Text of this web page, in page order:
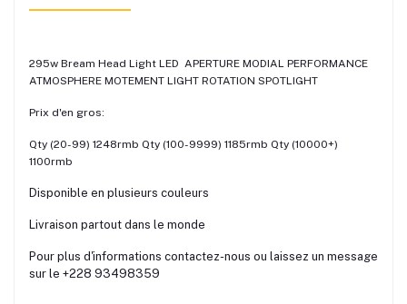
295w Bream Head Light LED APERTURE MODIAL PERFORMANCE
ATMOSPHERE MOTEMENT LIGHT ROTATION SPOTLIGHT
Prix d'en gros:
Qty (20-99) 1248rmb Qty (100-9999) 1185rmb Qty (10000+)
1100rmb
Disponible en plusieurs couleurs
Livraison partout dans le monde
Pour plus d'informations contactez-nous ou laissez un message
sur le +228 93498359